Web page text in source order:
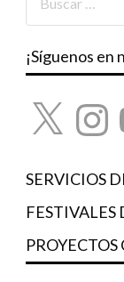
¡Síguenos en
X
SERVICIOS
FESTIVALES
PROYECTOS